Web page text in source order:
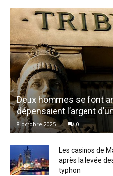
Deux hommes se font
dépensaient l’argent
8 octobre 2025 0
Les casinos de
après la levée
typhon